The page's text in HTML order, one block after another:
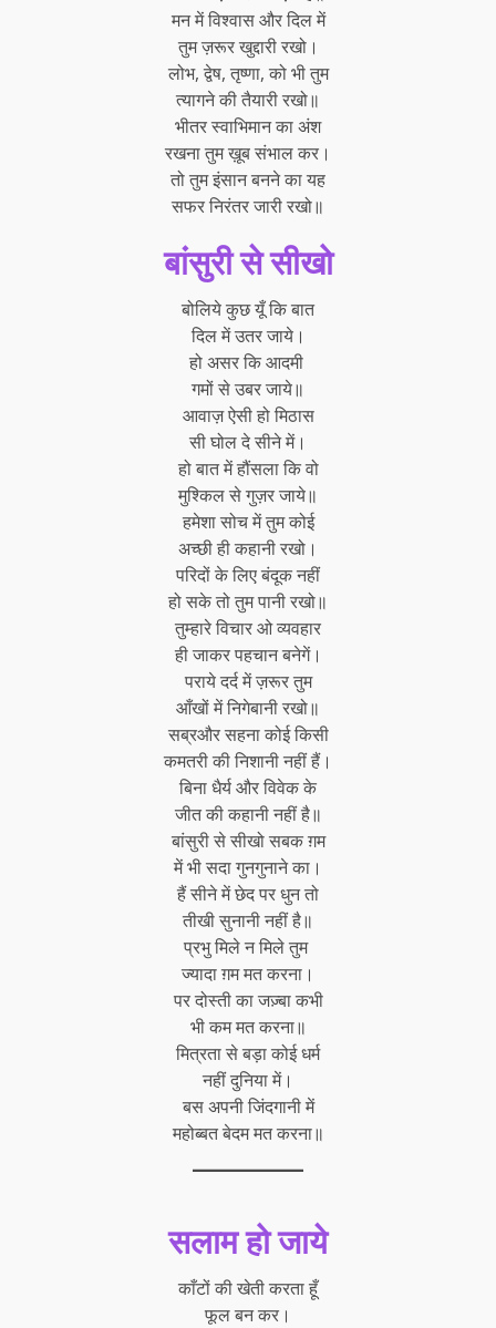
मन में विश्वास और दिल में
तुम ज़रूर खुद्दारी रखो।
लोभ, द्वेष, तृष्णा, को भी तुम
त्यागने की तैयारी रखो॥
भीतर स्वाभिमान का अंश
रखना तुम ख़ूब संभाल कर।
तो तुम इंसान बनने का यह
सफर निरंतर जारी रखो॥
बांसुरी से सीखो
बोलिये कुछ यूँ कि बात
दिल में उतर जाये।
हो असर कि आदमी
गमों से उबर जाये॥
आवाज़ ऐसी हो मिठास
सी घोल दे सीने में।
हो बात में हौंसला कि वो
मुश्किल से गुज़र जाये॥
हमेशा सोच में तुम कोई
अच्छी ही कहानी रखो।
परिदों के लिए बंदूक नहीं
हो सके तो तुम पानी रखो॥
तुम्हारे विचार ओ व्यवहार
ही जाकर पहचान बनेगें।
पराये दर्द में ज़रूर तुम
आँखों में निगेबानी रखो॥
सब्रऔर सहना कोई किसी
कमतरी की निशानी नहीं हैं।
बिना धैर्य और विवेक के
जीत की कहानी नहीं है॥
बांसुरी से सीखो सबक ग़म
में भी सदा गुनगुनाने का।
हैं सीने में छेद पर धुन तो
तीखी सुनानी नहीं है॥
प्रभु मिले न मिले तुम
ज्यादा ग़म मत करना।
पर दोस्ती का जज़्बा कभी
भी कम मत करना॥
मित्रता से बड़ा कोई धर्म
नहीं दुनिया में।
बस अपनी जिंदगानी में
महोब्बत बेदम मत करना॥
सलाम हो जाये
काँटों की खेती करता हूँ
फूल बन कर।